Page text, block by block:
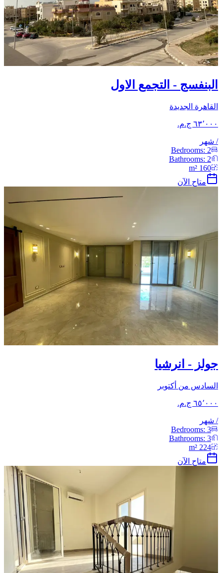
البنفسج - التجمع الاول
القاهرة الجديدة
/ شهر
Bedrooms: 2
Bathrooms: 2
160
متاح الآن
جولز - انرشيا
السادس من أكتوبر
/ شهر
Bedrooms: 3
Bathrooms: 3
224
متاح الآن